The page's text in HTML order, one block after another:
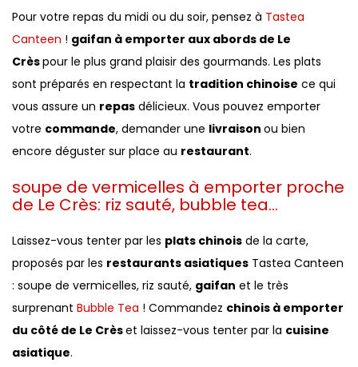
Pour votre repas du midi ou du soir, pensez à Tastea
Canteen ! gaifan à emporter aux abords de Le
Crèspour le plus grand plaisir des gourmands. Les plats
sont préparés en respectant la tradition chinoise ce qui
vous assure un repas délicieux. Vous pouvez emporter
votre commande, demander une livraison ou bien
encore déguster sur place au restaurant.
soupe de vermicelles à emporter proche
de Le Crès: riz sauté, bubble tea...
Laissez-vous tenter par les plats chinois de la carte,
proposés par les restaurants asiatiques Tastea Canteen
: soupe de vermicelles, riz sauté, gaifan et le très
surprenant Bubble Tea ! Commandez chinois à emporter
du côté de Le Crèset laissez-vous tenter par la cuisine
asiatique.